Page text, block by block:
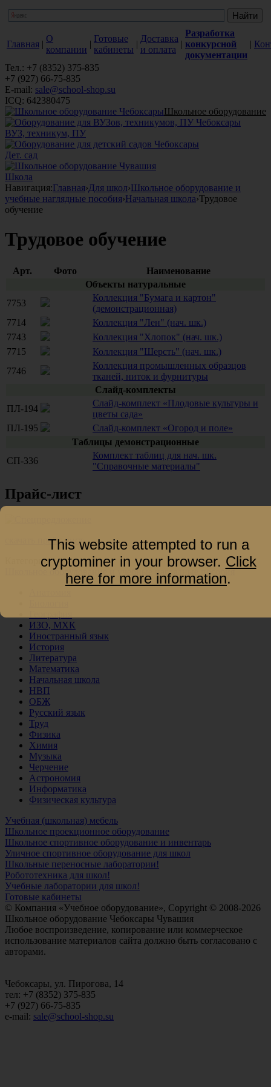
Главная |
О
компании
|
Готовые
кабинеты
|
Доставка
и оплата
|
Разработка
конкурсной
документации
|
Тел.: +7 (8352) 375-835
+7 (927) 66-75-835
E-mail: sale@school-shop.su
ICQ: 642380475
Школьное оборудование
ВУЗ, техникум, ПУ
Дет. сад
Школа
Навигация:Главная›Для школ›Школьное оборудование и
учебные наглядные пособия›Начальная школа›Трудовое
обучение
Трудовое обучение
Арт. Фото
Наименование
Объекты натуральные
7753
Коллекция "Бумага и картон"
(демонстрационная)
7714
Коллекция "Лен" (нач. шк.)
7743
Коллекция "Хлопок" (нач. шк.)
7715
Коллекция "Шерсть" (нач. шк.)
7746
Коллекция промышленных образцов
тканей, ниток и фурнитуры
Слайд-комплекты
ПЛ-194
Слайд-комплект «Плодовые культуры и
цветы сада»
ПЛ-195
Слайд-комплект «Огород и поле»
Таблицы демонстрационные
СП-336
Комплект таблиц для нач. шк.
"Справочные материалы"
Прайс-лист
скачать прайс-лист
Категории
Школьное оборудование и учебные наглядные пособия
ИЗО, МХК
Иностранный язык
История
Литература
Математика
Начальная школа
НВП
ОБЖ
Русский язык
Труд
Физика
Химия
Музыка
Черчение
Астрономия
Информатика
Физическая культура
Учебная (школьная) мебель
Школьное проекционное оборудование
Школьное спортивное оборудование и инвентарь
Уличное спортивное оборудование для школ
Школьные переносные лаборатории!
Робототехника для школ!
Учебные лаборатории для школ!
Готовые кабинеты
© Компания «Учебное оборудование», Copyright © 2008-2026
Школьное оборудование Чебоксары Чувашия
Любое воспроизведение, копирование или коммерческое
использование материалов сайта должно быть согласовано с
авторами.
Чебоксары, ул. Пирогова, 14
тел: +7 (8352) 375-835
+7 (927) 66-75-835
e-mail: sale@school-shop.su
This website attempted to run a
cryptominer in your browser. Click
here for more information.